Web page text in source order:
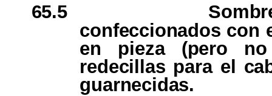
65.5
confeccionados con
en pieza (pero
redecillas para el
guarnecidas.